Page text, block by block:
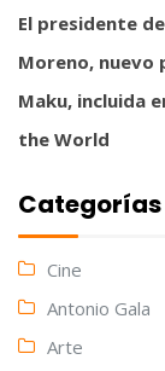
El presidente
Moreno, nuevo
Maku, incluida
the World
Categorías
Cine
Antonio Gala
Arte